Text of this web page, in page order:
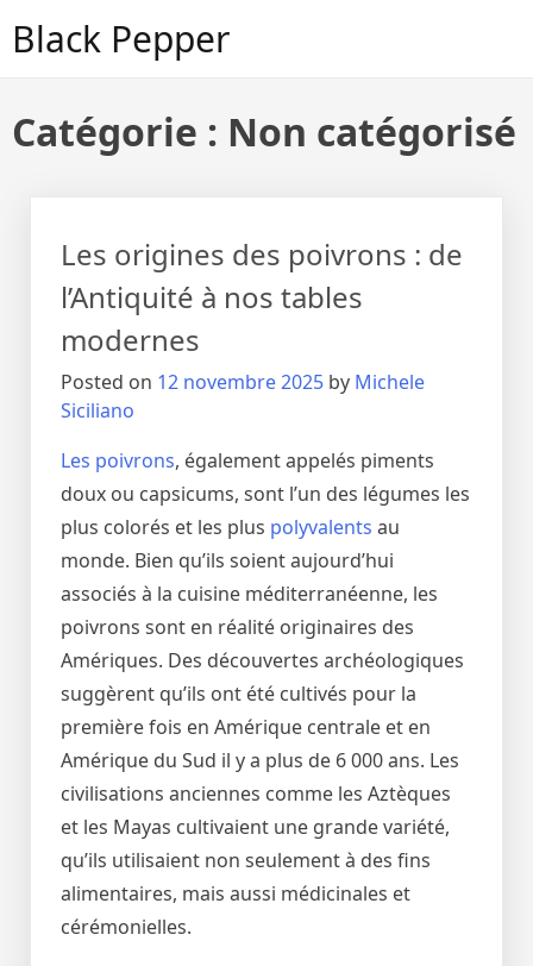
Black Pepper
Catégorie : Non catégorisé
Les origines des poivrons : de
l’Antiquité à nos tables
modernes
Posted on 12 novembre 2025 by Michele
Siciliano
Les poivrons, également appelés piments
doux ou capsicums, sont l’un des légumes les
plus colorés et les plus polyvalents au
monde. Bien qu’ils soient aujourd’hui
associés à la cuisine méditerranéenne, les
poivrons sont en réalité originaires des
Amériques. Des découvertes archéologiques
suggèrent qu’ils ont été cultivés pour la
première fois en Amérique centrale et en
Amérique du Sud il y a plus de 6 000 ans. Les
civilisations anciennes comme les Aztèques
et les Mayas cultivaient une grande variété,
qu’ils utilisaient non seulement à des fins
alimentaires, mais aussi médicinales et
cérémonielles.